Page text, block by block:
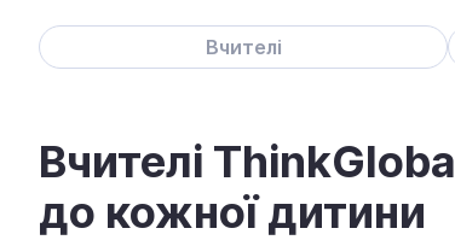
Вчителі
Вчителi
до кожної дитини